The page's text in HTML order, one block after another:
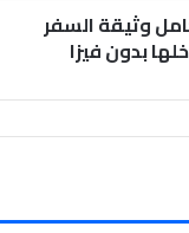
وثيقة السفر
بدون فيزا